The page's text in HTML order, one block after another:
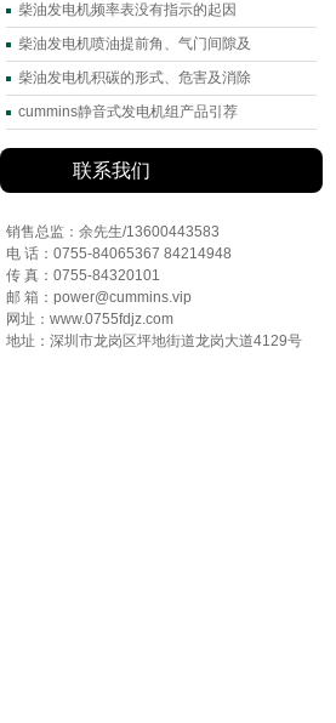
柴油发电机频率表没有指示的起因
柴油发电机喷油提前角、气门间隙及
柴油发电机积碳的形式、危害及消除
cummins静音式发电机组产品引荐
联系我们
销售总监：余先生/13600443583
电 话：0755-84065367 84214948
传 真：0755-84320101
邮 箱：power@cummins.vip
网址：www.0755fdjz.com
地址：深圳市龙岗区坪地街道龙岗大道4129号